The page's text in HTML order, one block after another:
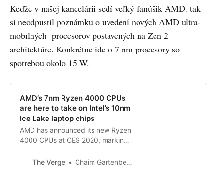
Keďže v našej kancelárii sedí veľký fanúšik AMD, tak
si neodpustil poznámku o uvedení nových AMD ultra-
mobilných procesorov postavených na Zen 2
architektúre. Konkrétne ide o 7 nm procesory so
spotrebou okolo 15 W.
AMD’s 7nm Ryzen 4000 CPUs
are here to take on Intel’s 10nm
Ice Lake laptop chips
AMD has announced its new Ryzen
4000 CPUs at CES 2020, marking
Intel. AMD says the new chips
The Verge Chaim Gartenberg